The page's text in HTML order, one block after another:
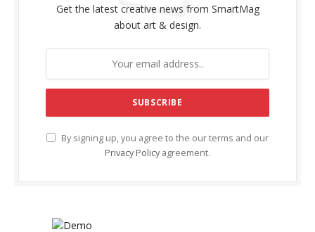
Get the latest creative news from SmartMag
about art & design.
By signing up, you agree to the our terms and our
Privacy Policy agreement.